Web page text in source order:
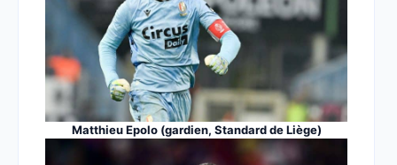
Matthieu Epolo (gardien, Standard de Liège)